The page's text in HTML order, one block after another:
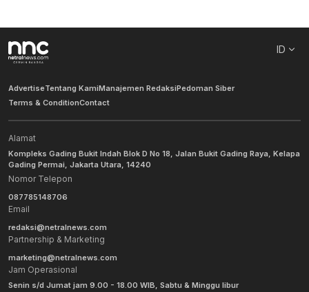
ID
AdvertiseTentang KamiManajemen RedaksiPedoman Siber
Terms & ConditionContact
Alamat
Kompleks Gading Bukit Indah Blok D No 18, Jalan Bukit Gading Raya, Kelapa
Gading Permai, Jakarta Utara, 14240
Nomor Telepon
087785148706
Email
redaksi@netralnews.com
Partnership & Marketing
marketing@netralnews.com
Jam Operasional
Senin s/d Jumat jam 9.00 - 18.00 WIB, Sabtu & Minggu libur